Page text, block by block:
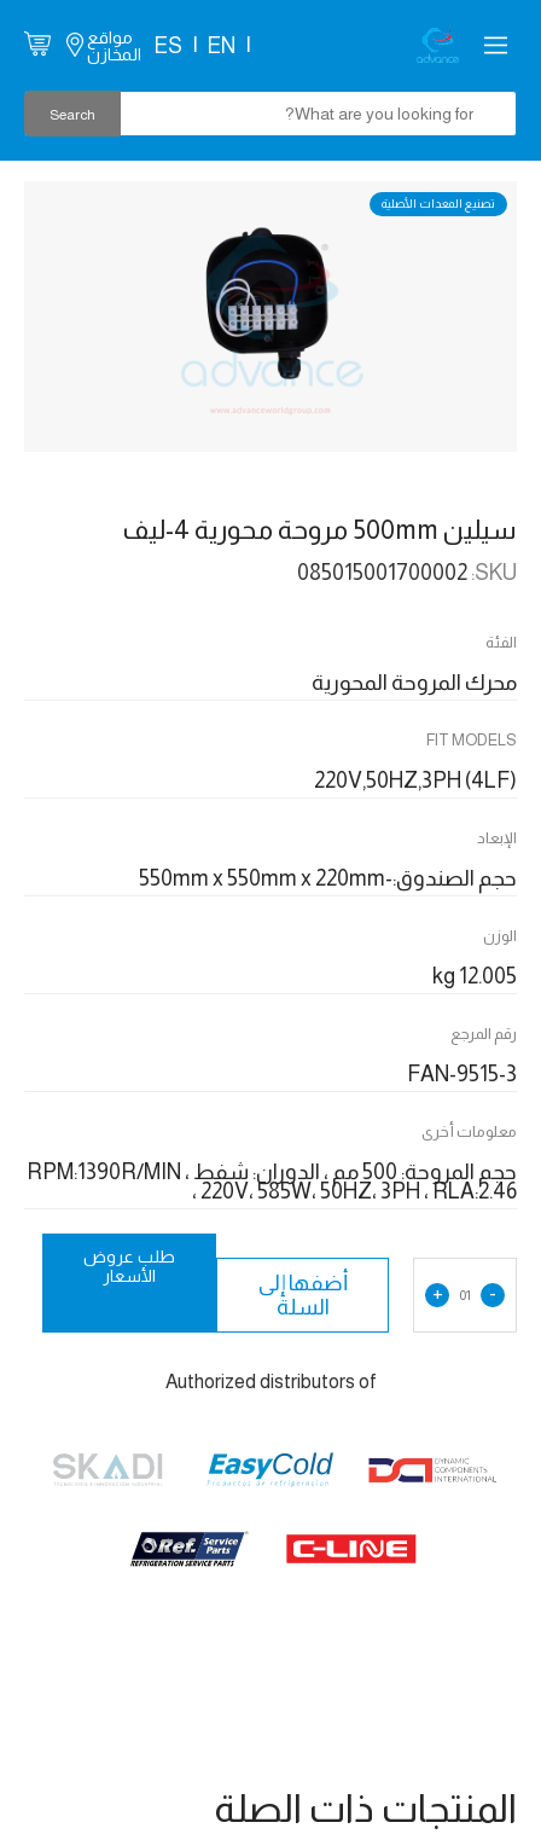
EN
ES
مواقع
المخازن
تصنيع المعدات الأصلية
سيلين 500mm مروحة محورية 4-ليف
SKU:
الفئة
محرك المروحة المحورية
FIT MODELS
220V,50HZ,3PH (4LF)
الإبعاد
حجم الصندوق:-550mm x 550mm x 220mm
الوزن
12.005 kg
رقم المرجع
FAN-9515-3
معلومات أخرى
حجم المروحة: 500 مم ، الدوران: شفط ، RPM:1390R/MIN
، 220V، 585W، 50HZ، 3PH ، RLA:2.46
-
01
+
أضفها إلى
السلة
طلب عروض
الأسعار
Authorized distributors of
المنتجات ذات الصلة